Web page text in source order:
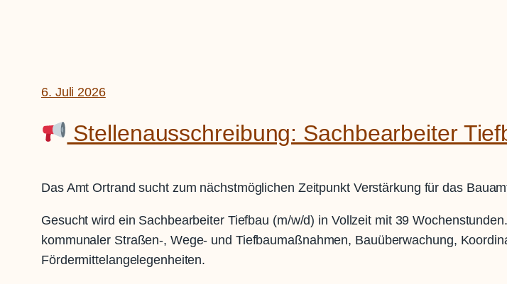
6. Juli 2026
Stellenausschreibung: Sachbearbeiter
Das Amt Ortrand sucht zum nächstmöglichen Zeitpunkt Verstärkung für das
Gesucht wird ein Sachbearbeiter Tiefbau (m/w/d) in Vollzeit mit 39
kommunaler Straßen-, Wege- und Tiefbaumaßnahmen, Bauüberwachung,
Fördermittelangelegenheiten.